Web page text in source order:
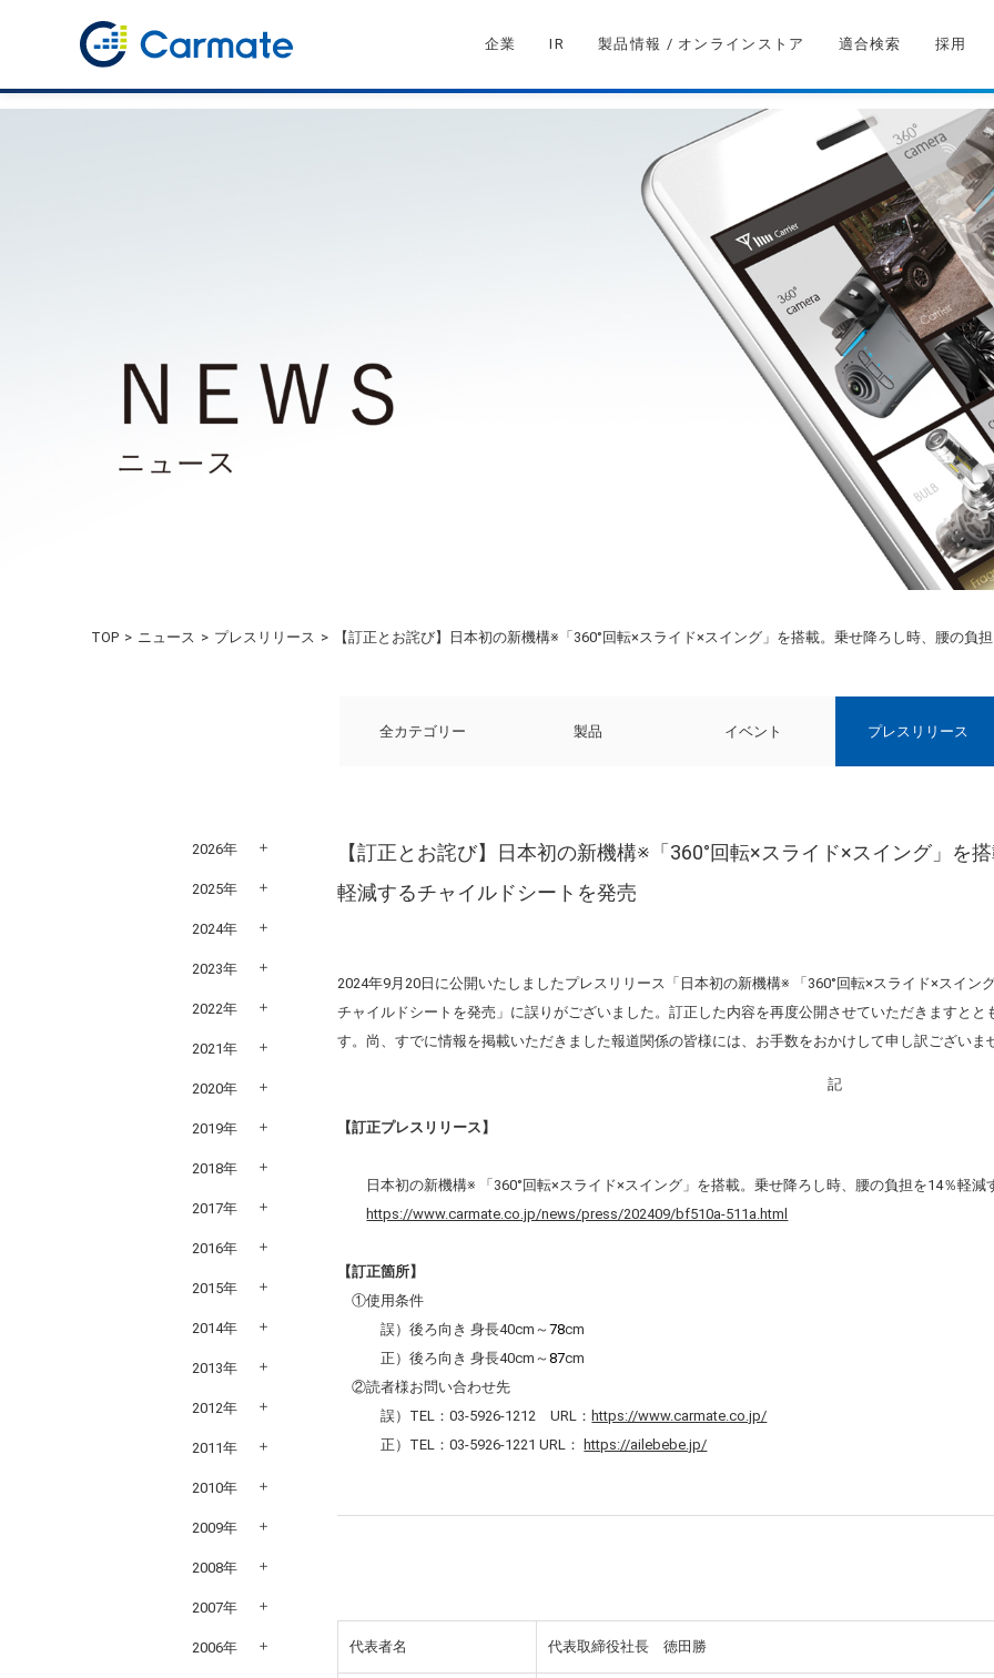
企業 IR 製品情報 / オンラインストア 適合検索 採用
TOP ニュース プレスリリース 【訂正とお詫び】日本初の新機構※「360°回転×スライド×スイング」を搭載。乗せ降ろし時、腰の負
全カテゴリー 製品 イベント プレスリリース
【訂正とお詫び】日本初の新機構※「360°回転×スライド×スイング」を
軽減するチャイルドシートを発売
2024年9月20日に公開いたしましたプレスリリース「日本初の新機構※ 「360°回転×スライド×スイン
チャイルドシートを発売」に誤りがございました。訂正した内容を再度公開させていただきますと
す。尚、すでに情報を掲載いただきました報道関係の皆様には、お手数をおかけして申し訳ございま
記
【訂正プレスリリース】
日本初の新機構※ 「360°回転×スライド×スイング」を搭載。乗せ降ろし時、腰の負担を14％軽減
https://www.carmate.co.jp/news/press/202409/bf510a-511a.html
【訂正箇所】
①使用条件
誤）後ろ向き 身長40cm～78cm
正）後ろ向き 身長40cm～87cm
②読者様お問い合わせ先
誤） TEL：03-5926-1212 URL： https://www.carmate.co.jp/
正） TEL：03-5926-1221 URL： https://ailebebe.jp/
代表者名 代表取締役社長 徳田勝
2026年
2025年
2024年
2023年
2022年
2021年
2020年
2019年
2018年
2017年
2016年
2015年
2014年
2013年
2012年
2011年
2010年
2009年
2008年
2007年
2006年